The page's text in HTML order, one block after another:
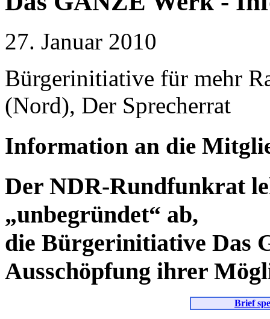
27. Januar 2010
Bürgerinitiative für mehr
(Nord), Der Sprecherrat
Information an die
Der NDR-Rundfunkrat
„unbegründet“ ab,
die Bürgerinitiative Das
Ausschöpfung ihrer
Brief